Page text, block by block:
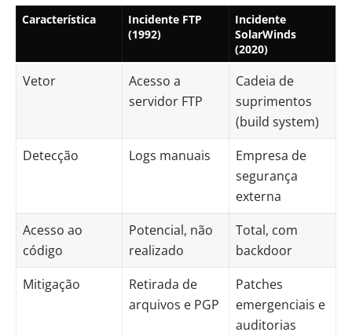
Característica
Incidente FTP
(1992)
Incidente
SolarWinds
(2020)
Vetor
Acesso a
servidor FTP
Cadeia de
suprimentos
(build system)
Detecção
Logs manuais
Empresa de
segurança
externa
Acesso ao
código
Potencial, não
realizado
Total, com
backdoor
Mitigação
Retirada de
arquivos e PGP
Patches
emergenciais e
auditorias